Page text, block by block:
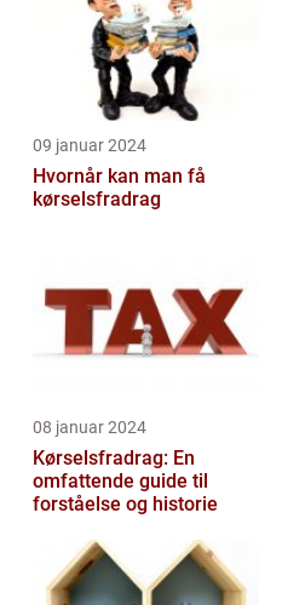
09 januar 2024
Hvornår kan man få
kørselsfradrag
08 januar 2024
Kørselsfradrag: En
omfattende guide til
forståelse og historie